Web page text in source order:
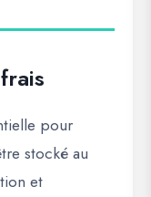
pour
stocké au
et